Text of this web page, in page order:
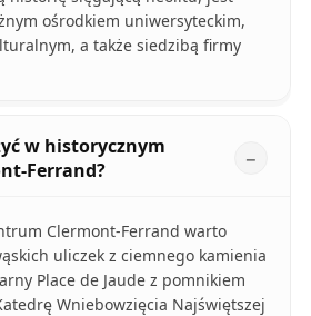
ośrodkiem uniwersyteckim,
a także siedzibą firmy
w historycznym
Ferrand?
Clermont-Ferrand warto
uliczek z ciemnego kamienia
Place de Jaude z pomnikiem
Wniebowzięcia Najświętszej